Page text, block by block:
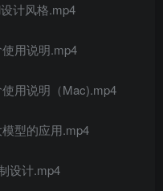
计风格.mp4
用说明.mp4
用说明（Mac).mp4
型的应用.mp4
设计.mp4